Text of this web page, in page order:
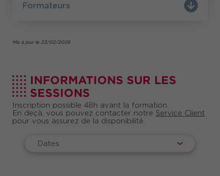
Formateurs
Mis à jour le 23/02/2026
INFORMATIONS SUR LES
SESSIONS
Inscription possible 48h avant la formation.
En deçà, vous pouvez contacter notre Service Client
pour vous assurez de la disponibilité.
Dates